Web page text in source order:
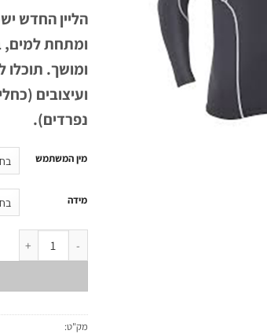
הליין החדש
ומתחת למים,
ועיצובים
נפרדים).
מין המשתמש
מידה
כמות של חלק עליון – K2 Light
מק"ט: